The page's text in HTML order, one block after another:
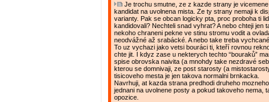
Je trochu smutne, ze z kazde strany je
kandidat na uvolnena mista. Ze ty strany nemaji k
varianty. Pak se obcan logicky pta, proc proboha ti
kandidovali? Nechteli snad vyhrat? A nebo chteji jen
nekoho chraneni pekne ve stinu stromu vodit a
neodvážné až srabácké. A nebo take treba
To uz vychazi jako vetsi bouráci ti, kteří rovnou
chte jit. I kdyz zase u nekterych techto “bouraků”
spise obrovska naivita (a mnohdy take nezdravé
kterou se domnivaji, ze post starosty (a
tisicoveho mesta je jen takova normalni brnkacka.
Navrhuji, at kazda strana predhodi druheho
jednani na uvolnene posty a pokud takoveho nema,
opozice.